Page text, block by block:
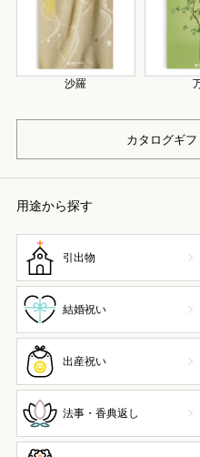
沙羅
カタログギ
用途から探す
引出物
結婚祝い
出産祝い
法事・香典返し